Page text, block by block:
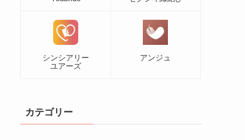
シンシアリー
ユアーズ
アンジュ
カテゴリー